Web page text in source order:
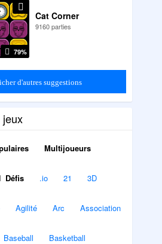
79%
Cat Corner
9160 parties
d'autres suggestions
jeux
Multijoueurs
Défis .io 21 3D
Agilité Arc Association
Baseball Basketball